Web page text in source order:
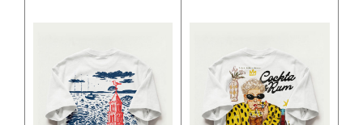
stranici
proizvoda
stranici
proizvoda
varijanti.
Opcije
odabrati
ima
varijanti.
Opcije
odabrati